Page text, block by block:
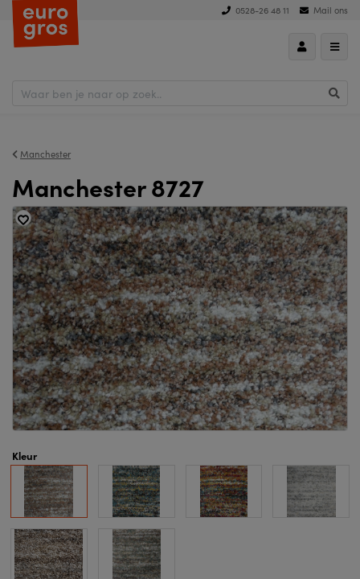
0528-26 48 11 Mail ons
Manchester
Manchester 8727
Kleur